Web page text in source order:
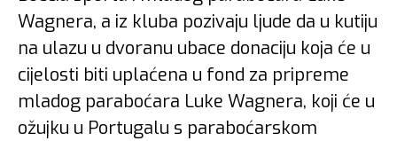
Wagnera, a iz kluba pozivaju ljude da u kutiju
na ulazu u dvoranu ubace donaciju koja će u
cijelosti biti uplaćena u fond za pripreme
mladog paraboćara Luke Wagnera, koji će u
ožujku u Portugalu s paraboćarskom